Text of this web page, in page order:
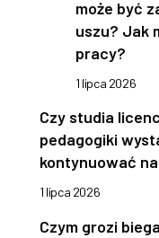
może być
uszu? Jak
pracy?
1 lipca 2026
Czy studia
pedagogiki
kontynuować
1 lipca 2026
Czym grozi